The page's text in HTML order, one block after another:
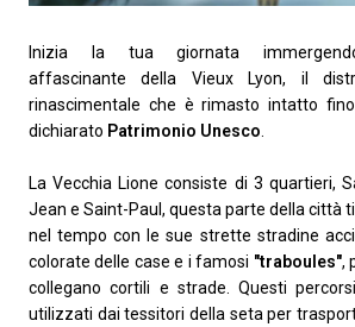
Inizia la tua giornata
affascinante della Vieux Lyon, il
rinascimentale che è rimasto intatto
dichiarato Patrimonio Unesco
La Vecchia Lione consiste di 3 quartieri,
Jean e Saint-Paul, questa parte della città
nel tempo con le sue strette stradine
colorate delle case e i famosi "traboules",
collegano cortili e strade. Questi
utilizzati dai tessitori della seta per